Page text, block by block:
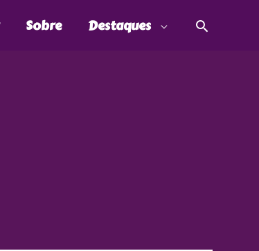
Sobre Destaques